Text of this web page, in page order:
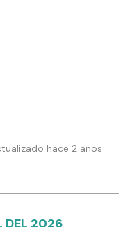
hace 2 años